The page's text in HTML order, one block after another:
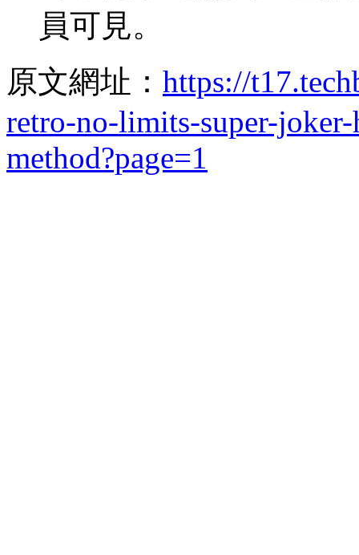
員可見。
原文網址： https://
retro-no-limits-super-
method?page=1